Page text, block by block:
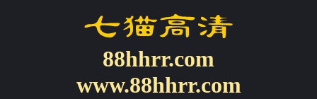
88hhrr.com
www.88hhrr.com